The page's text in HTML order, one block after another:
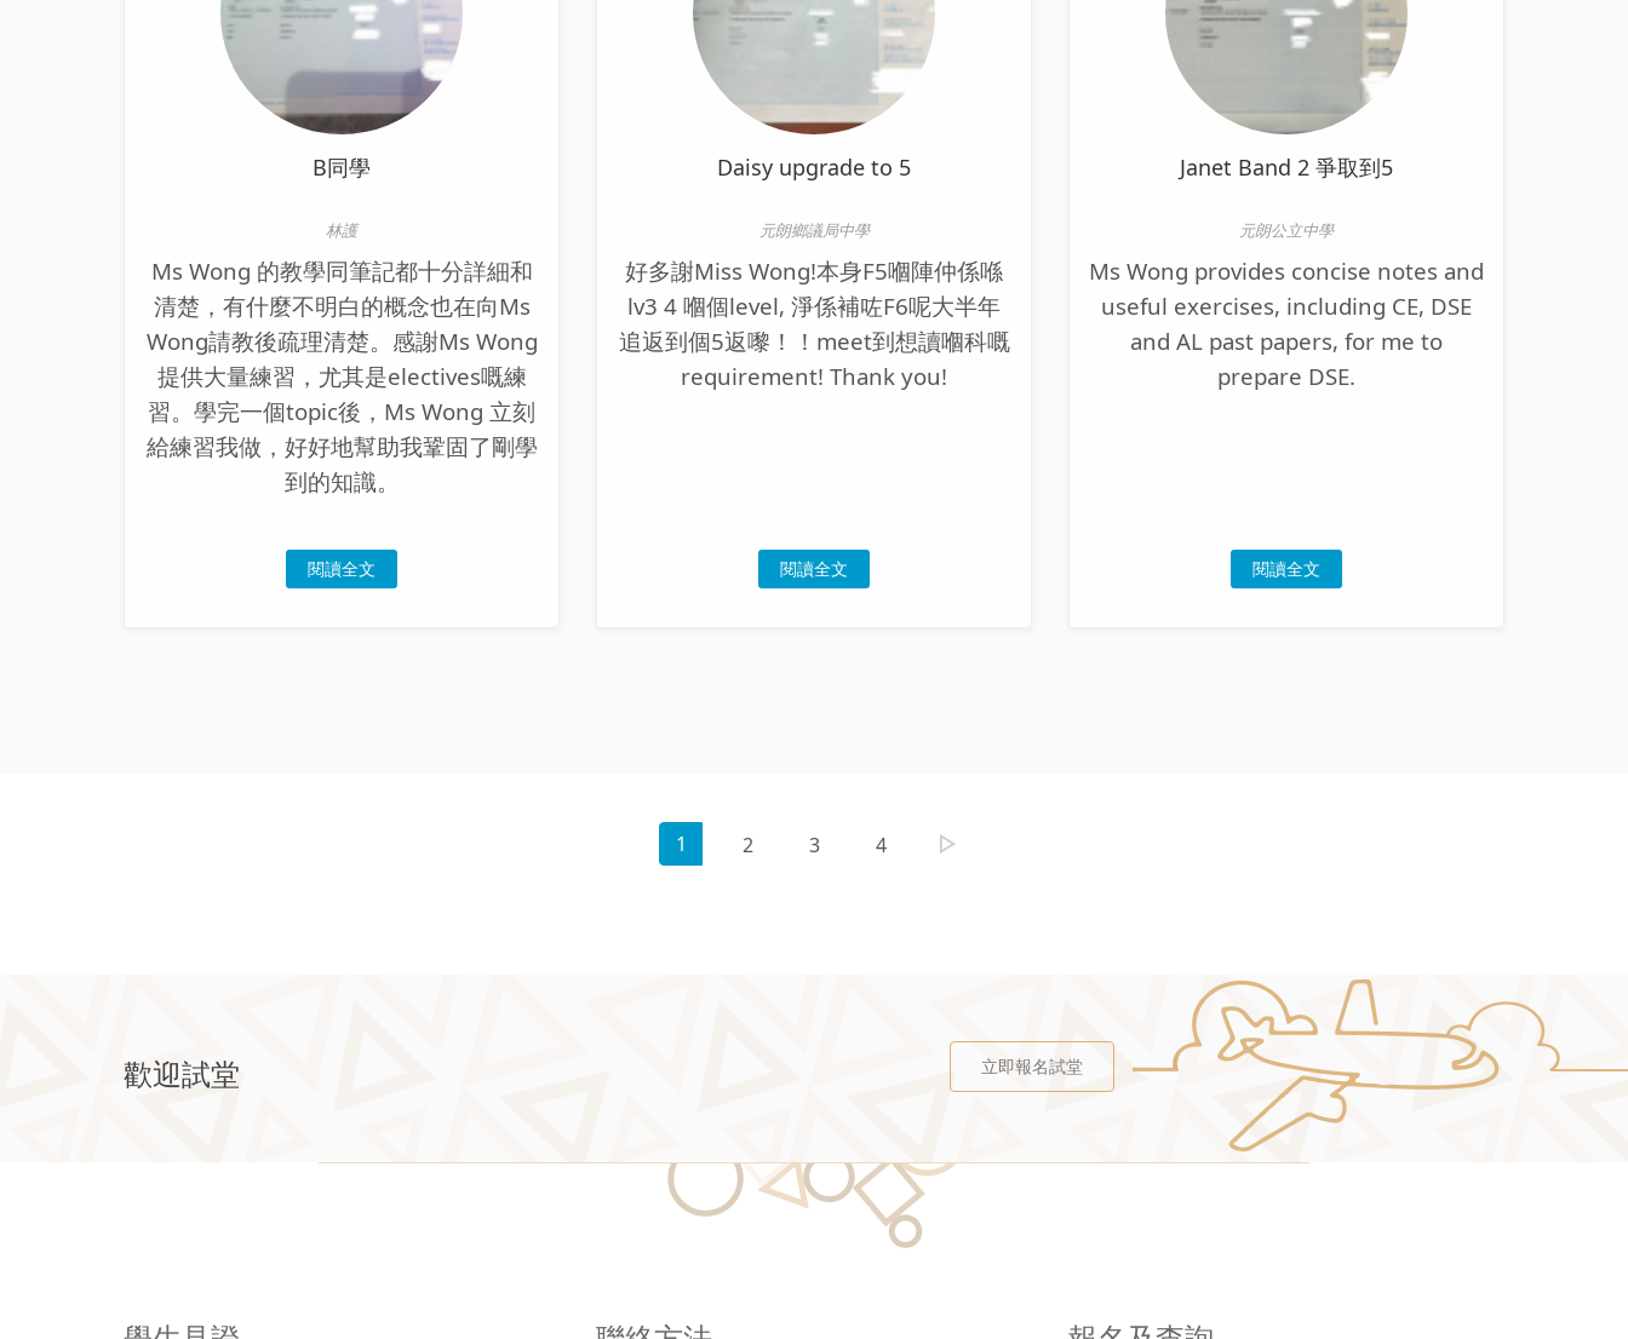
B同學
林護
Ms Wong 的教學同筆記都十分詳細和
清楚，有什麼不明白的概念也在向Ms
Wong請教後疏理清楚。感謝Ms Wong
提供大量練習，尤其是electives嘅練
習。學完一個topic後，Ms Wong 立刻
給練習我做，好好地幫助我鞏固了剛學
到的知識。
閱讀全文
Daisy upgrade to 5
元朗鄉議局中學
好多謝Miss Wong!本身F5嗰陣仲係喺
lv3 4 嗰個level, 淨係補咗F6呢大半年
追返到個5返嚟！！meet到想讀嗰科嘅
requirement! Thank you!
閱讀全文
Janet Band 2 爭取到5
元朗公立中學
Ms Wong provides concise notes and
useful exercises, including CE, DSE
and AL past papers, for me to
prepare DSE.
閱讀全文
1 2 3 4
歡迎試堂 立即報名試堂